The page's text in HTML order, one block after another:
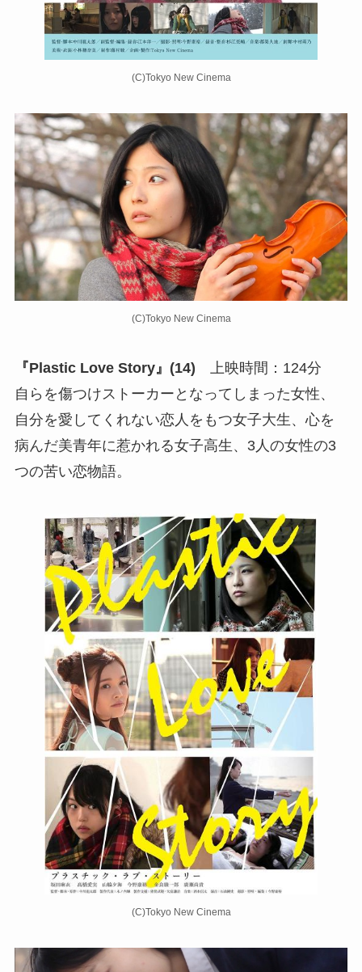
(C)Tokyo New Cinema
(C)Tokyo New Cinema
『Plastic Love Story』(14)
上映時間：124分
自らを傷つけストーカーとなってしまった女性、
自分を愛してくれない恋人をもつ女子大生、心を
病んだ美青年に惹かれる女子高生、3人の女性の3
つの苦い恋物語。
(C)Tokyo New Cinema